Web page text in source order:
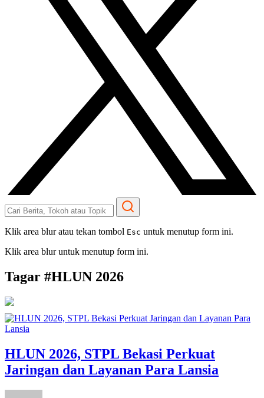
Klik area blur atau tekan tombol Esc untuk menutup form ini.
Klik area blur untuk menutup form ini.
Tagar #HLUN 2026
HLUN 2026, STPL Bekasi Perkuat
Jaringan dan Layanan Para Lansia